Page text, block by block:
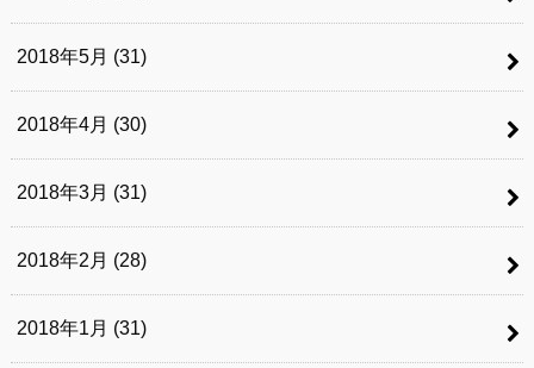
2018年5月 (31)
2018年4月 (30)
2018年3月 (31)
2018年2月 (28)
2018年1月 (31)